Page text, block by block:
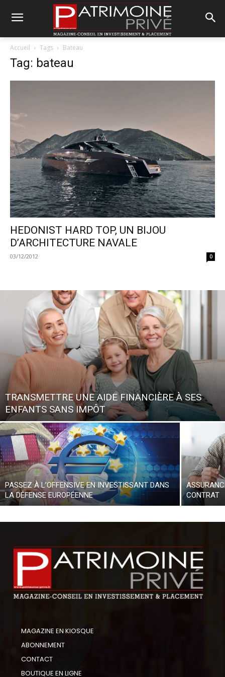
Accueil Tags Bateau
Tag: bateau
HEDONIST HARD TOP, UN BIJOU
D’ARCHITECTURE NAVALE
03/12/2012 0
TRANSMETTRE UNE AIDE FINANCIÈRE À SES
ENFANTS SANS IMPÔT
PASSEZ À L’OFFENSIVE EN INVESTISSANT DANS
LA DÉFENSE EUROPÉENNE
CONTRAT
MAGAZINE EN KIOSQUE
ABONNEMENT
CONTACT
BOUTIQUE EN LIGNE